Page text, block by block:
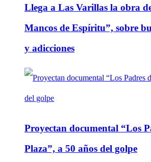
Llega a Las Varillas la obra
Mancos de Espíritu”, sobre
y adicciones
Proyectan documental “Los
Plaza”, a 50 años del golpe